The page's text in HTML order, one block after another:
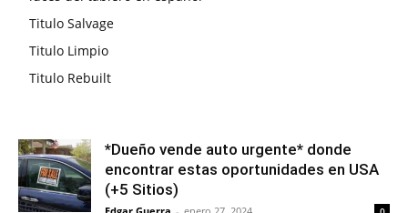
Titulo Salvage
Titulo Limpio
Titulo Rebuilt
*Dueño vende auto urgente* donde
encontrar estas oportunidades en USA
(+5 Sitios)